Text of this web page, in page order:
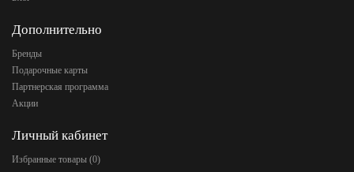
Дополнительно
Бренды
Подарочные карты
Партнерская программа
Акции
Личный кабинет
Избранные товары (0)